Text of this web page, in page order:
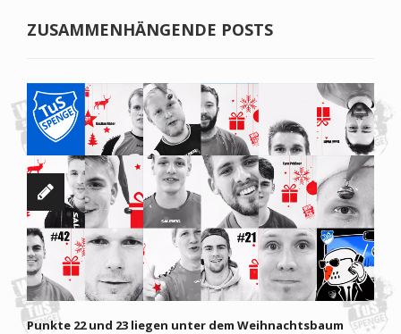
ZUSAMMENHÄNGENDE POSTS
Punkte 22 und 23 liegen unter dem Weihnachtsbaum